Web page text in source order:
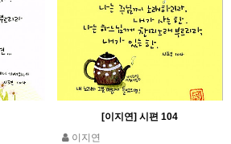
[이지연] 시편 104
이지연